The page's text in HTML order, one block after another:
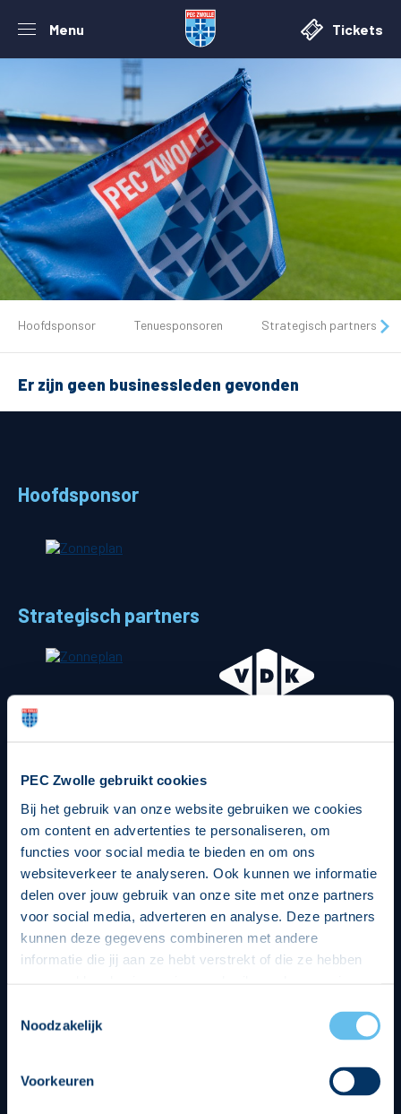
PEC Zwolle gebruikt cookies
Bij het gebruik van onze website gebruiken we cookies
om content en advertenties te personaliseren, om
functies voor social media te bieden en om ons
websiteverkeer te analyseren. Ook kunnen we informatie
delen over jouw gebruik van onze site met onze partners
voor social media, adverteren en analyse. Deze partners
kunnen deze gegevens combineren met andere
informatie die jij aan ze hebt verstrekt of die ze hebben
op een veilige en integere wijze. Je kunt je toestemming
beheren op de privacy- en cookieverklaring pagina.
Noodzakelijk
Voorkeuren
Menu Tickets
De club
Matchdays
Fanshop
Hoofdsponsor Tenuesponsoren Strategisch partners
Er zijn geen businessleden gevonden
Hoofdsponsor
Strategisch partners
Divisie partners